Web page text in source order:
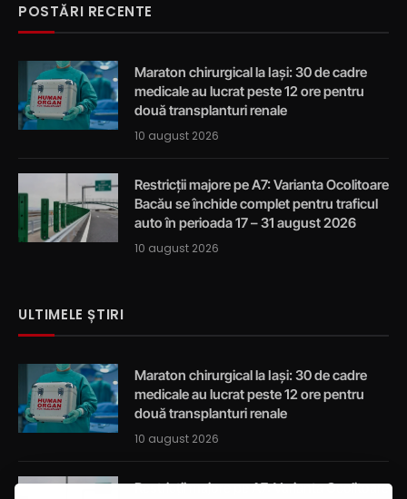
POSTĂRI RECENTE
Maraton chirurgical la Iași: 30 de cadre
medicale au lucrat peste 12 ore pentru
două transplanturi renale
10 august 2026
Restricții majore pe A7: Varianta Ocolitoare
Bacău se închide complet pentru traficul
auto în perioada 17 – 31 august 2026
10 august 2026
ULTIMELE ȘTIRI
Maraton chirurgical la Iași: 30 de cadre
medicale au lucrat peste 12 ore pentru
două transplanturi renale
10 august 2026
Restricții majore pe A7: Varianta Ocolitoare